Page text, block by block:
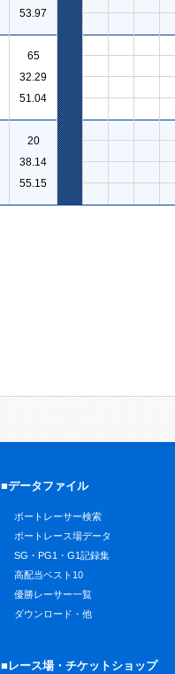
53.97
65
32.29
51.04
20
38.14
55.15
■データファイル
ボートレーサー検索
ボートレース場データ
SG・PG1・G1記録集
高配当ベスト10
優勝レーサー一覧
ダウンロード・他
■レース場・チケットショップ